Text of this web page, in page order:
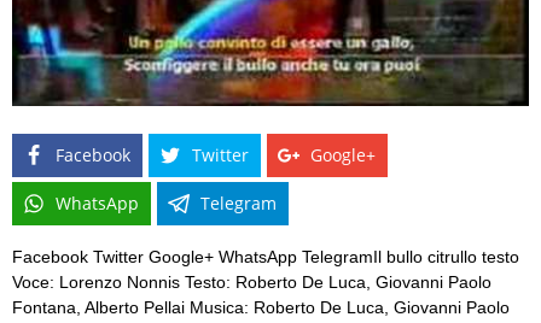
Facebook Twitter Google+
WhatsApp Telegram
Facebook Twitter Google+ WhatsApp TelegramIl bullo citrullo testo
Voce: Lorenzo Nonnis Testo: Roberto De Luca, Giovanni Paolo
Fontana, Alberto Pellai Musica: Roberto De Luca, Giovanni Paolo